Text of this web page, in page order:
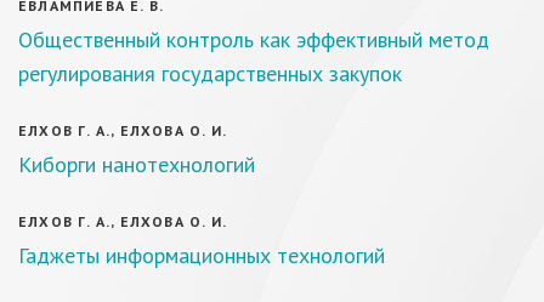
ЕВЛАМПИЕВА Е. В.
Общественный контроль как эффективный метод
регулирования государственных закупок
ЕЛХОВ Г. А., ЕЛХОВА О. И.
Киборги нанотехнологий
ЕЛХОВ Г. А., ЕЛХОВА О. И.
Гаджеты информационных технологий